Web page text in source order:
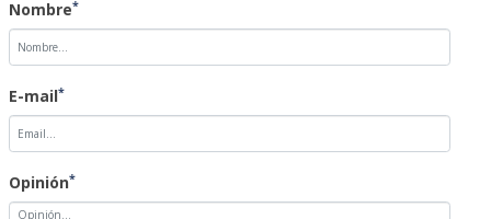
NOTA: Las opiniones sobre las noticias no serán publicadas
inmediatamente, quedarán pendientes de validación por parte de
un administrador del periódico.